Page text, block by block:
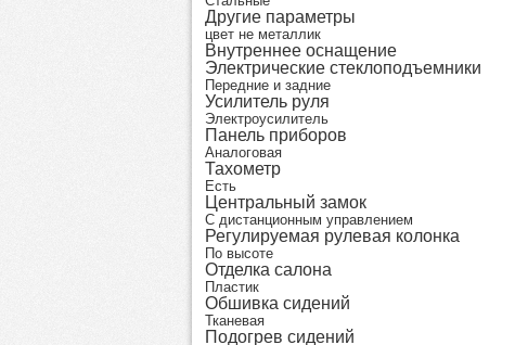
Другие параметры
цвет не металлик
Внутреннее оснащение
Электрические стеклоподъемники
Передние и задние
Усилитель руля
Электроусилитель
Панель приборов
Аналоговая
Тахометр
Есть
Центральный замок
С дистанционным управлением
Регулируемая рулевая колонка
По высоте
Отделка салона
Пластик
Обшивка сидений
Тканевая
Подогрев сидений